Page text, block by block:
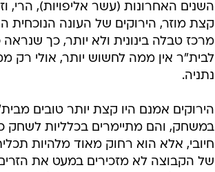
השנים האחרונות (עשר אליפויות), הרי,
קצת מוזר, הירוקים של העונה הנוכחית
מרכז טבלה בינונית ולא יותר, כך שנראה
לבית"ר אין ממה לחשוש יותר, אולי רק
נתניה.
הירוקים אמנם היו קצת יותר טובים
במשחק, והם מתיימרים בכלליות לשחק
חיובי, אלא הוא רחוק מאוד מלהיות
של הקבוצה לא מזכירים במעט את